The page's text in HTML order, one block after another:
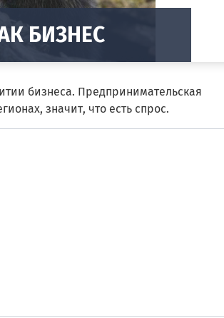
БИЗНЕС
бизнеса. Предпринимательская
значит, что есть спрос.